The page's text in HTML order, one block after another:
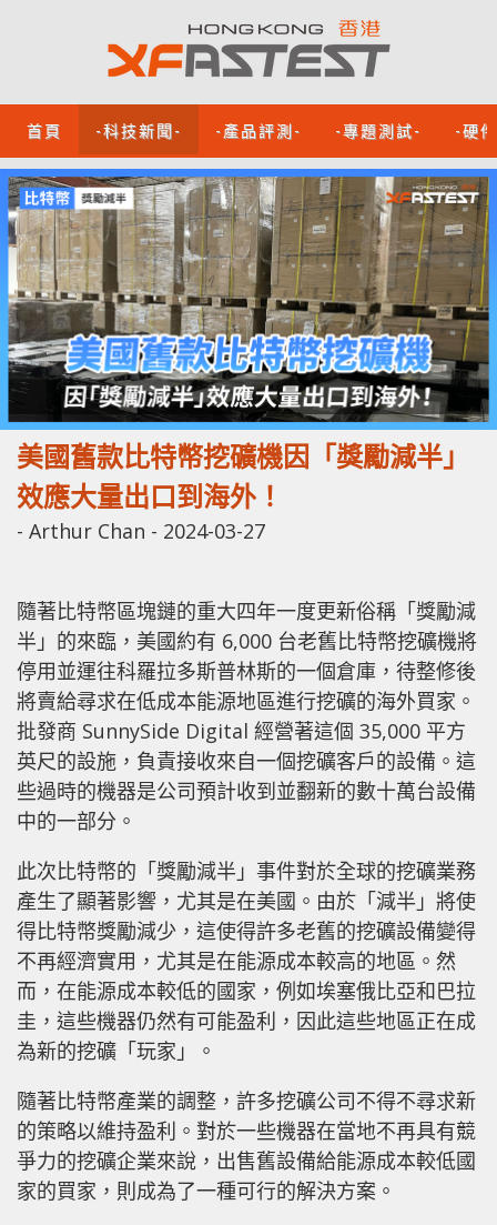
首頁 -科技新聞- -產品評測- -專題測試- -硬
美國舊款比特幣挖礦機因「獎勵減半」
效應大量出口到海外！
- Arthur Chan - 2024-03-27
隨著比特幣區塊鏈的重大四年一度更新俗稱「獎勵減
半」的來臨，美國約有 6,000 台老舊比特幣挖礦機將
停用並運往科羅拉多斯普林斯的一個倉庫，待整修後
將賣給尋求在低成本能源地區進行挖礦的海外買家。
批發商 SunnySide Digital 經營著這個 35,000 平方
英尺的設施，負責接收來自一個挖礦客戶的設備。這
些過時的機器是公司預計收到並翻新的數十萬台設備
中的一部分。
此次比特幣的「獎勵減半」事件對於全球的挖礦業務
產生了顯著影響，尤其是在美國。由於「減半」將使
得比特幣獎勵減少，這使得許多老舊的挖礦設備變得
不再經濟實用，尤其是在能源成本較高的地區。然
而，在能源成本較低的國家，例如埃塞俄比亞和巴拉
圭，這些機器仍然有可能盈利，因此這些地區正在成
為新的挖礦「玩家」。
隨著比特幣產業的調整，許多挖礦公司不得不尋求新
的策略以維持盈利。對於一些機器在當地不再具有競
爭力的挖礦企業來說，出售舊設備給能源成本較低國
家的買家，則成為了一種可行的解決方案。